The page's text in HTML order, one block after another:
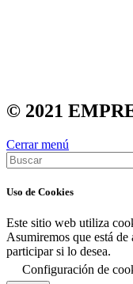
© 2021
Cerrar menú
Uso de Cookies
Este sitio web utiliza
Asumiremos que está
participar si lo desea.
Configuración de